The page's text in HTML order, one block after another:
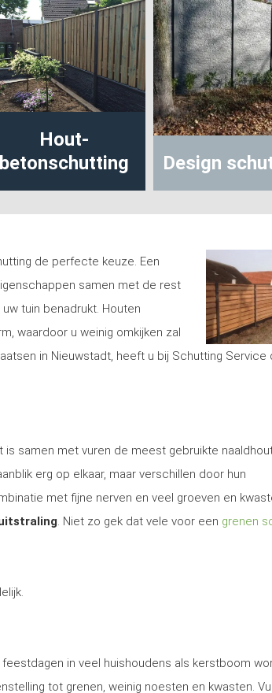
Hout-
betonschutting
Design
de perfecte keuze. Een
samen met de rest
tuin benadrukt. Houten
waardoor u weinig omkijken zal
in Nieuwstadt, heeft u bij Schutting Service
samen met vuren de meest gebruikte
erg op elkaar, maar verschillen door hun
met fijne nerven en veel groeven en
. Niet zo gek dat vele voor een grenen
in veel huishoudens als kerstboom
tot grenen, weinig noesten en kwasten.